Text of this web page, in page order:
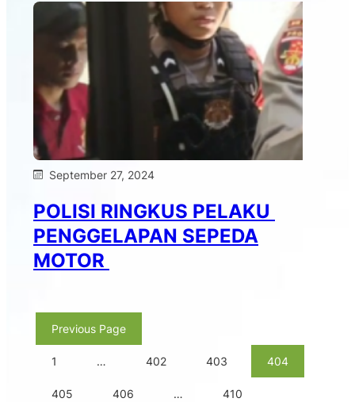
September 27, 2024
POLISI RINGKUS PELAKU
PENGGELAPAN SEPEDA
MOTOR
Previous Page
1 … 402 403 404
405 406 … 410